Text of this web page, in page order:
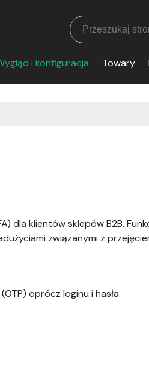
i konfiguracja Towary
dla klientów sklepów B2B.
związanymi z
oprócz loginu i hasła.